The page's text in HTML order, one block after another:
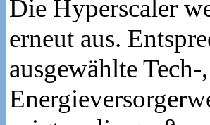
Die Hyperscaler
erneut aus.
ausgewählte